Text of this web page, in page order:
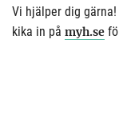
Vi hjälper dig
kika in på myh.se